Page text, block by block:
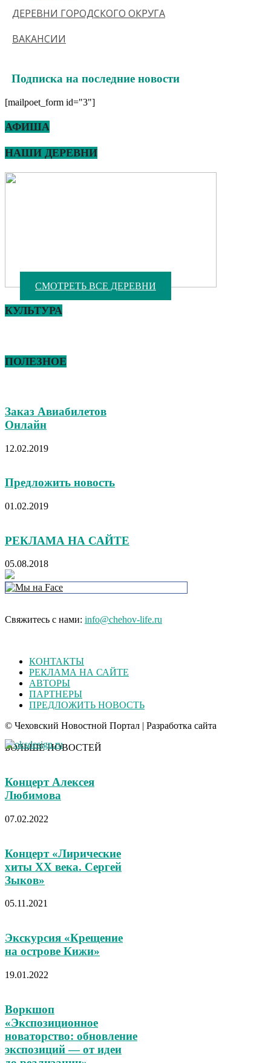
ДЕРЕВНИ ГОРОДСКОГО ОКРУГА
ВАКАНСИИ
Подписка на последние новости
[mailpoet_form id="3"]
АФИША
НАШИ ДЕРЕВНИ
СМОТРЕТЬ ВСЕ ДЕРЕВНИ
КУЛЬТУРА
ПОЛЕЗНОЕ
Заказ Авиабилетов
Онлайн
12.02.2019
Предложить новость
01.02.2019
РЕКЛАМА НА САЙТЕ
05.08.2018
Свяжитесь с нами: info@chehov-life.ru
КОНТАКТЫ
РЕКЛАМА НА САЙТЕ
АВТОРЫ
ПАРТНЕРЫ
ПРЕДЛОЖИТЬ НОВОСТЬ
© Чеховский Новостной Портал | Разработка сайта
БОЛЬШЕ НОВОСТЕЙ
Концерт Алексея
Любимова
07.02.2022
Концерт «Лирические
хиты ХХ века. Сергей
Зыков»
05.11.2021
Экскурсия «Крещение
на острове Кижи»
19.01.2022
Воркшоп
«Экспозиционное
новаторство: обновление
экспозиций — от идеи